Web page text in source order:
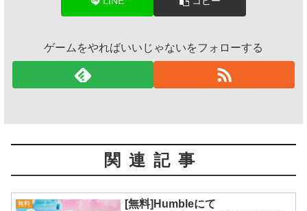
ゲームをやればいいじゃないをフォローする
関連記事
無料
[無料]Humbleにて